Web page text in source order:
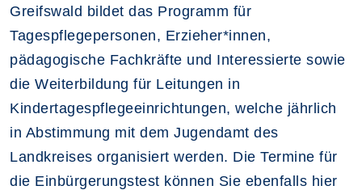
Greifswald bildet das Programm für
Tagespflegepersonen, Erzieher*innen,
pädagogische Fachkräfte und Interessierte sowie
die Weiterbildung für Leitungen in
Kindertagespflegeeinrichtungen, welche jährlich
in Abstimmung mit dem Jugendamt des
Landkreises organisiert werden. Die Termine für
die Einbürgerungstest können Sie ebenfalls hier